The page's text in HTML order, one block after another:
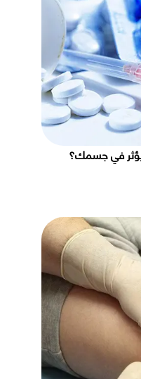
يؤثر في جسمك؟